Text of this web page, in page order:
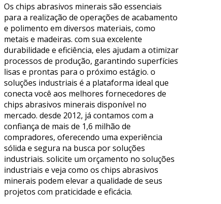
Os chips abrasivos minerais são essenciais
para a realização de operações de acabamento
e polimento em diversos materiais, como
metais e madeiras. com sua excelente
durabilidade e eficiência, eles ajudam a otimizar
processos de produção, garantindo superfícies
lisas e prontas para o próximo estágio. o
soluções industriais é a plataforma ideal que
conecta você aos melhores fornecedores de
chips abrasivos minerais disponível no
mercado. desde 2012, já contamos com a
confiança de mais de 1,6 milhão de
compradores, oferecendo uma experiência
sólida e segura na busca por soluções
industriais. solicite um orçamento no soluções
industriais e veja como os chips abrasivos
minerais podem elevar a qualidade de seus
projetos com praticidade e eficácia.